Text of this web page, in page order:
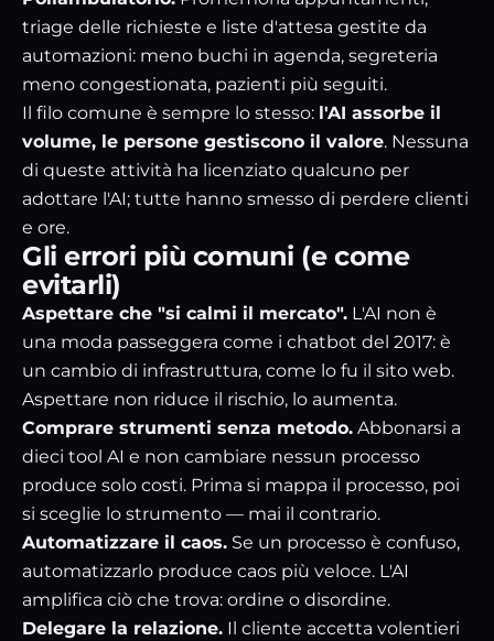
triage delle richieste e liste d'attesa gestite da
automazioni: meno buchi in agenda, segreteria
meno congestionata, pazienti più seguiti.
Il filo comune è sempre lo stesso: l'AI assorbe il
volume, le persone gestiscono il valore. Nessuna
di queste attività ha licenziato qualcuno per
adottare l'AI; tutte hanno smesso di perdere clienti
e ore.
Gli errori più comuni (e come
evitarli)
Aspettare che "si calmi il mercato". L'AI non è
una moda passeggera come i chatbot del 2017: è
un cambio di infrastruttura, come lo fu il sito web.
Aspettare non riduce il rischio, lo aumenta.
Comprare strumenti senza metodo. Abbonarsi a
dieci tool AI e non cambiare nessun processo
produce solo costi. Prima si mappa il processo, poi
si sceglie lo strumento — mai il contrario.
Automatizzare il caos. Se un processo è confuso,
automatizzarlo produce caos più veloce. L'AI
amplifica ciò che trova: ordine o disordine.
Delegare la relazione. Il cliente accetta volentieri